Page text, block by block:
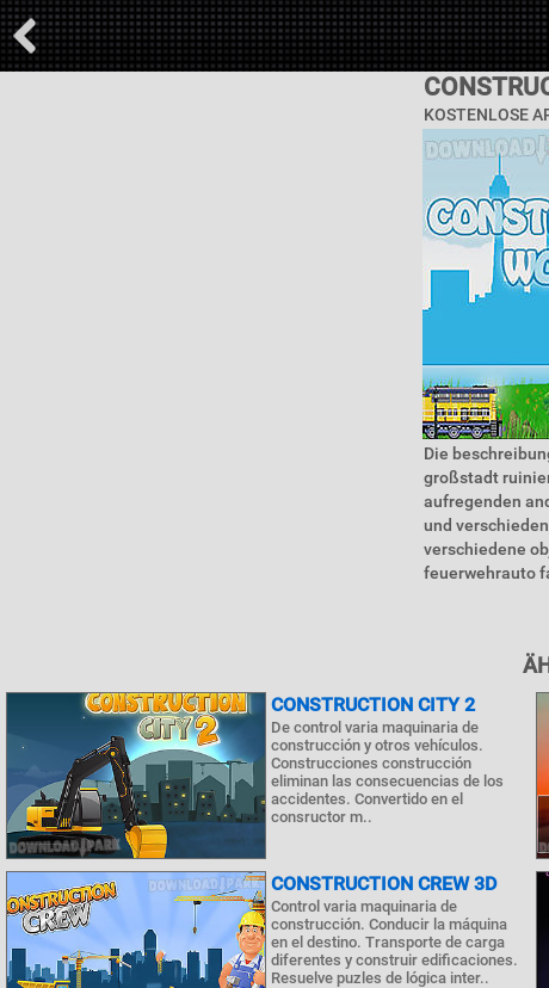
KOSTENLOSE
Die
großstadt
aufregenden
und
verschiedene
feuerwehrauto
CONSTRUCTION CITY 2
De control varia maquinaria de
construcción y otros vehículos.
Construcciones construcción
eliminan las consecuencias de los
accidentes. Convertido en el
consructor m..
CONSTRUCTION CREW 3D
Control varia maquinaria de
construcción. Conducir la máquina
en el destino. Transporte de carga
diferentes y construir edificaciones.
Resuelve puzles de lógica inter..